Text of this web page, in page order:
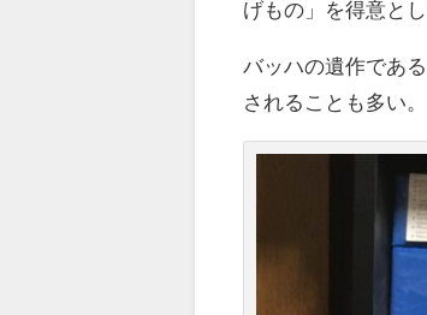
げもの」を得意と
バッハの遺作であ
されることも多い。